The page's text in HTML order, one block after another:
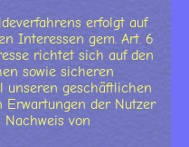
erfolgt auf
Interessen gem. Art. 6
richtet sich auf den
sowie sicheren
unseren geschäftlichen
Erwartungen der Nutzer
von